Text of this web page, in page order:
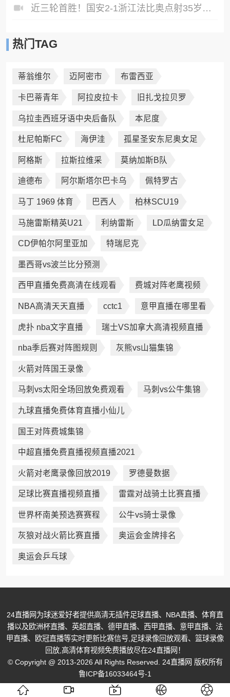
近三轮首胜！国安2-1浙江法比奥点射35岁张稀哲制胜王钰栋送助攻
热门TAG
蒂翁维尔 迈阿密市 布雷西亚
卡巴蒂青年 阿拉皮拉卡 旧扎戈拉贝罗
乌拉圭西班牙语中央后备队 本尼度
杜尼帕斯FC 海伊洼 孤星圣安东尼奥女足
阿格斯 拉斯拉维采 莫纳加斯B队
迪德布 阿尔斯塔尔巴卡乌 佩特罗古
马丁 1969 体育 巴西人 柏林SCU19
马施雷斯精英U21 利纳雷斯 LD瓜纳雷女足
CD伊帕尔阿里亚加 特瑞尼克
墨西哥vs波兰比分预测
西甲直播免费高清在线观看 费城对阵老鹰视频
NBA高清天天直播 cctc1 意甲直播在哪里看
虎扑 nba文字直播 瑞士VS加拿大高清视频直播
nba季后赛对阵图规则 灰熊vs山猫集锦
火箭对阵国王录像
马刺vs太阳全场回放免费观看 马刺vs公牛集锦
九球直播免费体育直播小仙儿
国王对阵费城集锦
中超直播免费直播视频直播2021
火箭对老鹰录像回放2019 罗德曼数据
足球比赛直播视频直播 雷霆对战骑土比赛直播
世界杯南美预选赛赛程 公牛vs骑士录像
灰狼对战火箭比赛直播 奥运会金牌排名
奥运会乒乓球
24直播网为球迷爱好者提供高清无插件足球直播、NBA直播、体育直
播以及欧洲杯直播、英超直播、德甲直播、西甲直播、意甲直播、法
甲直播、欧冠直播等实时更新比赛信号,足球录像回放观看、篮球录像
回放,高清体育视频免费播放尽在24直播网！
© Copyright @ 2013-2026 All Rights Reserved. 24直播网 版权所有
鲁ICP备16033464号-1